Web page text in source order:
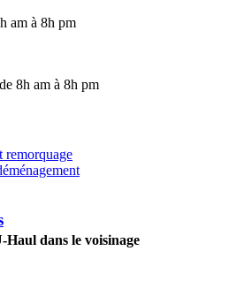
am à 8h pm
8h am à 8h pm
remorquage
Haul dans le voisinage